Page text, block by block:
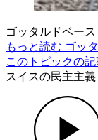
ゴッタルドベー
もっと読む ゴッ
このトピックの
スイスの民主主義